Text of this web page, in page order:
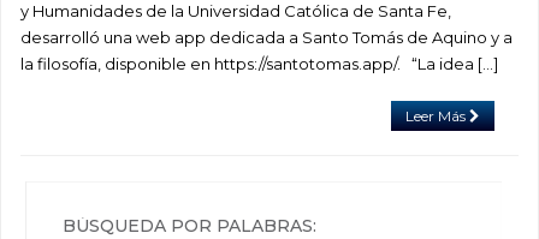
y Humanidades de la Universidad Católica de Santa Fe,
desarrolló una web app dedicada a Santo Tomás de Aquino y a
la filosofía, disponible en https://santotomas.app/. “La idea […]
Leer Más
BÚSQUEDA POR PALABRAS: